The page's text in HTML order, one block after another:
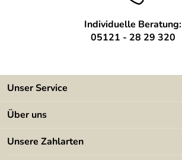
Individuelle Beratung:
05121 - 28 29 320
Unser Service
Kontakt
Kundeninformationen
Über uns
Angebote
Unsere Zahlarten